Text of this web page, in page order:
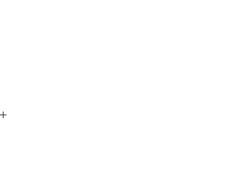
y en el
fuera de ese
los plazos de envío